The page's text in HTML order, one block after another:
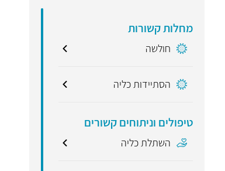
מחלות קשורות
חולשה
הסתיידות כליה
טיפולים וניתוחים קשורים
השתלת כליה